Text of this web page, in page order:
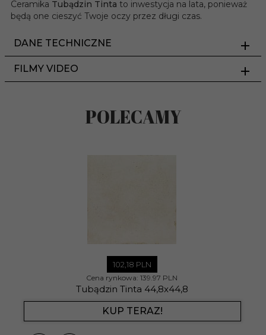
Ceramika Tubądzin Tinta to inwestycja na lata, ponieważ
będą one cieszyć Twoje oczy przez długi czas.
DANE TECHNICZNE
FILMY VIDEO
POLECAMY
102, 18 PLN
Cena rynkowa: 139.97 PLN
Tubądzin Tinta 44,8x44,8
KUP TERAZ!